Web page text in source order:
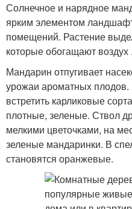
Солнечное и нарядное
ярким элементом
помещений. Растение
которые обогащают воздух .
Мандарин отпугивает
урожаи ароматных
встретить карликовые
плотные, зеленые. Ствол
мелкими цветочками, на
зеленые мандаринки. В
становятся оранжевые.